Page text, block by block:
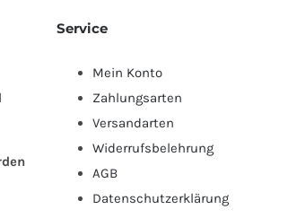
Service
Mein Konto
Zahlungsarten
Versandarten
Widerrufsbelehrung
AGB
Datenschutzerklärung